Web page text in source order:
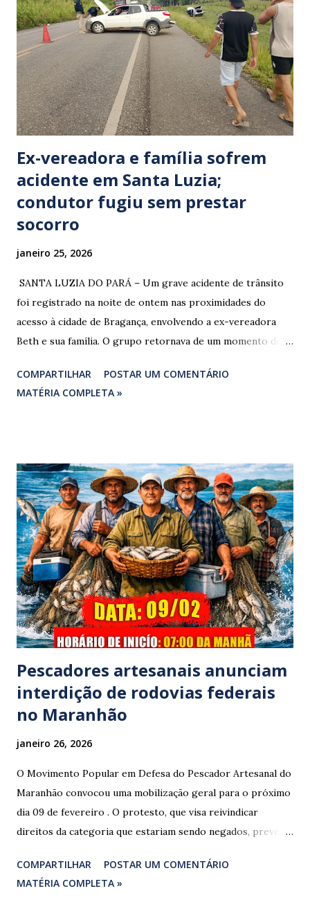
Ex-vereadora e família sofrem
acidente em Santa Luzia;
condutor fugiu sem prestar
socorro
janeiro 25, 2026
​ SANTA LUZIA DO PARÁ – Um grave acidente de trânsito
foi registrado na noite de ontem nas proximidades do
acesso à cidade de Bragança, envolvendo a ex-vereadora
Beth e sua família. O grupo retornava de um momento de
vereadora e irmão dos ex-vereadores de Bragança, Mauro
Rodrigues e Zeca Rodrigues , estava voltando do
família foi atingido por uma caminhonete. O condutor da
mesma apresentava sinais visíveis de embriaguez, e
diversas latas de bebidas alcoólicas foram avistadas no
interior do veículo. O motorista, identificado por
moradores locais como irmão do vereador "Neguinho do
Coco", de Santa Luzia do Pará, evadiu-se do local sem
prestar assistência às vítimas. ​Atendimento e Danos ​A
Polícia Rodoviária Federal (PRF) foi acionada para atender a
ocorrênc...
COMPARTILHAR
POSTAR UM COMENTÁRIO
MATÉRIA COMPLETA »
Pescadores artesanais anunciam
interdição de rodovias federais
no Maranhão
janeiro 26, 2026
O Movimento Popular em Defesa do Pescador Artesanal do
Maranhão convocou uma mobilização geral para o próximo
dia 09 de fevereiro . O protesto, que visa reivindicar
direitos da categoria que estariam sendo negados, prevê o
federais que cortam o estado. ​As interdições estão
programadas para começar às 07:00 da manhã e, segundo
COMPARTILHAR
POSTAR UM COMENTÁRIO
MATÉRIA COMPLETA »